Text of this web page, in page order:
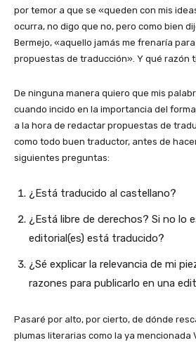
por temor a que se «queden con mis
ocurra, no digo que no, pero como bien
Bermejo, «aquello jamás me frenaría
propuestas de traducción». Y qué razón
De ninguna manera quiero que mis
cuando incido en la importancia del
a la hora de redactar propuestas de
como todo buen traductor, antes de
siguientes preguntas:
¿Está traducido al castellano?
¿Está libre de derechos? Si no lo
editorial(es) está traducido?
¿Sé explicar la relevancia de mi
razones para publicarlo en una
Pasaré por alto, por cierto, de dónde
plumas literarias como la ya mencionada